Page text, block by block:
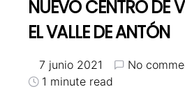
NUEVO CENTRO DE
EL VALLE DE ANTÓN
7 junio 2021
No
1 minute read